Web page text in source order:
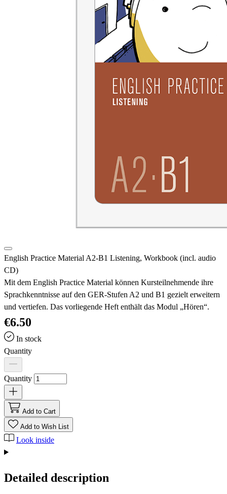
English Practice Material A2-B1 Listening, Workbook (incl. audio
CD)
Mit dem English Practice Material können Kursteilnehmende ihre
Sprachkenntnisse auf den GER-Stufen A2 und B1 gezielt erweitern
und vertiefen. Das vorliegende Heft enthält das Modul „Hören“.
€6.50
In stock
Quantity
Quantity
Add to Cart
Add to Wish List
Look inside
Detailed description